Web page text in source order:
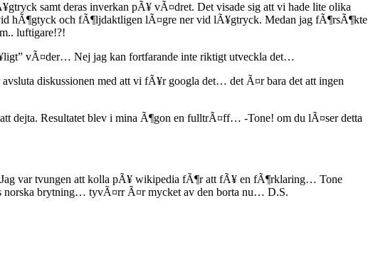
samt deras inverkan pÃ¥ vÃ¤dret. Det visade sig att vi hade lite olika
hÃ¶gtyck och fÃ¶ljdaktligen lÃ¤gre ner vid lÃ¥gtryck. Medan jag fÃ¶rsÃ¶kte
luftigare!?!
vÃ¤der… Nej jag kan fortfarande inte riktigt utveckla det…
diskussionen med att vi fÃ¥r googla det… det Ã¤r bara det att ingen
dejta. Resultatet blev i mina Ã¶gon en fulltrÃ¤ff… -Tone! om du lÃ¤ser detta
var tvungen att kolla pÃ¥ wikipedia fÃ¶r att fÃ¥ en fÃ¶rklaring… Tone
norska brytning… tyvÃ¤rr Ã¤r mycket av den borta nu… D.S.